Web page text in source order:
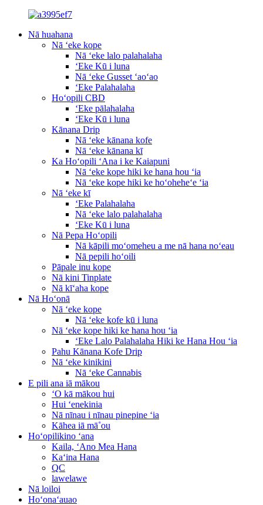
Nā huahana
Nā ʻeke kope
Nā ʻeke lalo palahalaha
ʻEke Kū i luna
Nā ʻeke Gusset ʻaoʻao
ʻEke Palahalaha
Hoʻopili CBD
ʻEke pālahalaha
ʻEke Kū i luna
Kānana Drip
Nā ʻeke kānana kofe
Nā ʻeke kānana kī
Ka Hoʻopili ʻAna i ke Kaiapuni
Nā ʻeke kope hiki ke hana hou ʻia
Nā ʻeke kope hiki ke hoʻoheheʻe ʻia
Nā ʻeke kī
ʻEke Palahalaha
Nā ʻeke lalo palahalaha
ʻEke Kū i luna
Nā Pepa Hoʻopili
Nā kāpili moʻomeheu a me nā hana noʻeau
Nā pepili hoʻoili
Pāpale inu kope
Nā kini Tinplate
Nā kīʻaha kope
Nā Hoʻonā
Nā ʻeke kope
Nā ʻeke kofe kū i luna
Nā ʻeke kope hiki ke hana hou ʻia
ʻEke Lalo Palahalaha Hiki ke Hana Hou ʻia
Pahu Kānana Kofe Drip
Nā ʻeke kinikini
Nā ʻeke Cannabis
E pili ana iā mākou
ʻO kā mākou hui
Hui ʻenekinia
Nā nīnau i nīnau pinepine ʻia
Kāhea iā mā˚ou
Hoʻopilikino ʻana
Kaila, ʻAno Mea Hana
Kaʻina Hana
QC
lawelawe
Nā loiloi
Hoʻonaʻauao